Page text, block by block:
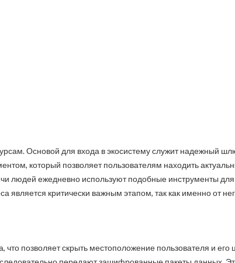
Основой для входа в экосистему служит надежный
который позволяет пользователям находить
людей ежедневно используют подобные инструменты
критически важным этапом, так как именно от
позволяет скрыть местоположение пользователя и его